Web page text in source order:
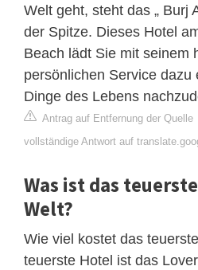
Welt geht, steht das „ Burj
der Spitze. Dieses Hotel
Beach lädt Sie mit seinem
persönlichen Service dazu
Dinge des Lebens
Antrag auf Entfernung der Quelle
vollständige Antwort auf
Was ist das
Welt?
Wie viel kostet das
teuerste Hotel ist das